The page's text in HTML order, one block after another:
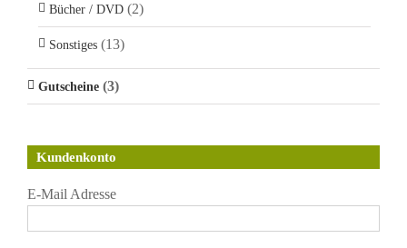
Bücher / DVD (2)
Sonstiges (13)
Gutscheine (3)
Kundenkonto
E-Mail Adresse